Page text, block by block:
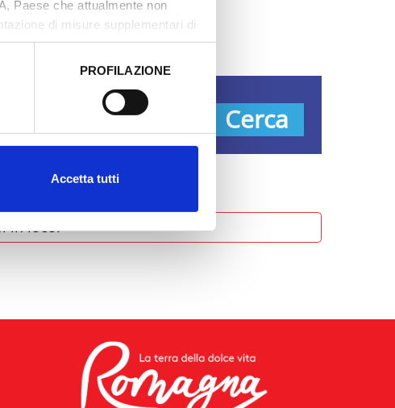
Paese che attualmente non
di misure supplementari di
PROFILAZIONE
Accetta tutti
Cerca
in loco.